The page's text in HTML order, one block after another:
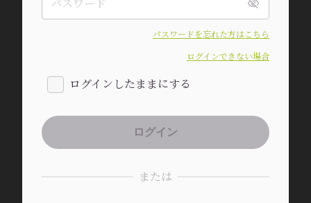
パスワードを忘れた方はこちら
ログインできない場合
ログインしたままにする
または